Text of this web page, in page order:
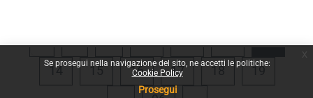
Se prosegui nella navigazione del sito, ne accetti le politiche:
Cookie Policy
Prosegui
« 1 … 10 11 12 13
14Pagina 14
15Pagina 15
16Pagina 16
17Pagina 17
18Pagina 18
19Pagina